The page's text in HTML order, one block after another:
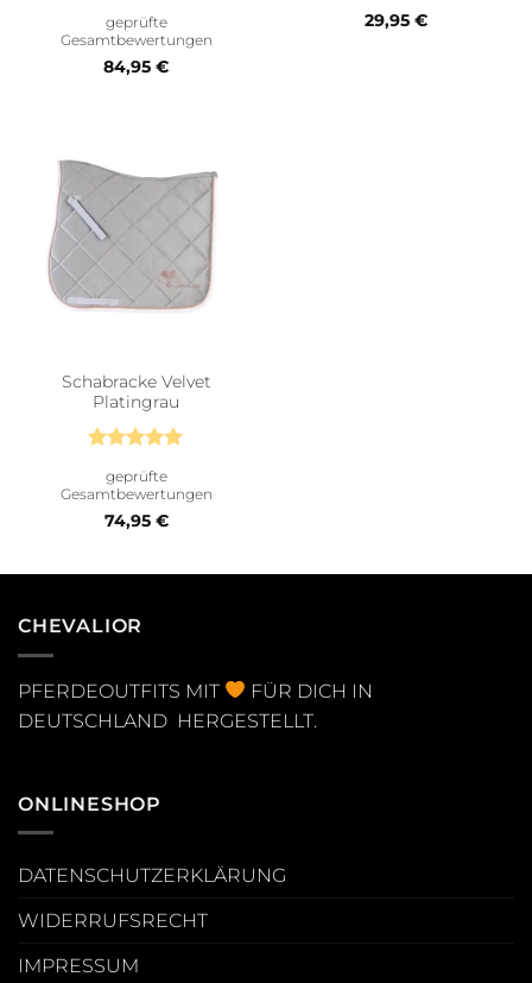
mit5von
5
geprüfte
Gesamtbewertungen
84,95 €
29,95 €
Schabracke Velvet
Platingrau
mit5von
5
geprüfte
Gesamtbewertungen
74,95 €
CHEVALIOR
PFERDEOUTFITS MIT
FÜR DICH IN
DEUTSCHLAND HERGESTELLT.
ONLINESHOP
DATENSCHUTZERKLÄRUNG
WIDERRUFSRECHT
IMPRESSUM